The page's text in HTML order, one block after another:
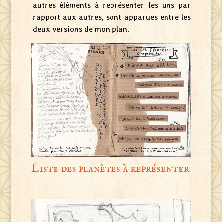
autres éléments à représenter les uns par
rapport aux autres, sont apparues entre les
deux versions de mon plan.
Liste des planètes à représenter